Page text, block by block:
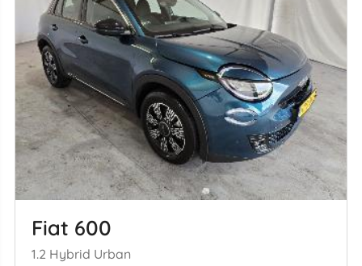
Fiat 600
1.2 Hybrid Urban